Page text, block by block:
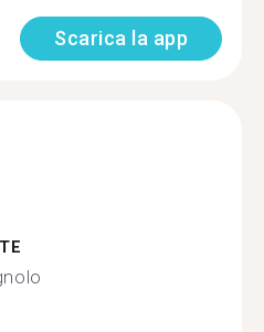
Scarica la app